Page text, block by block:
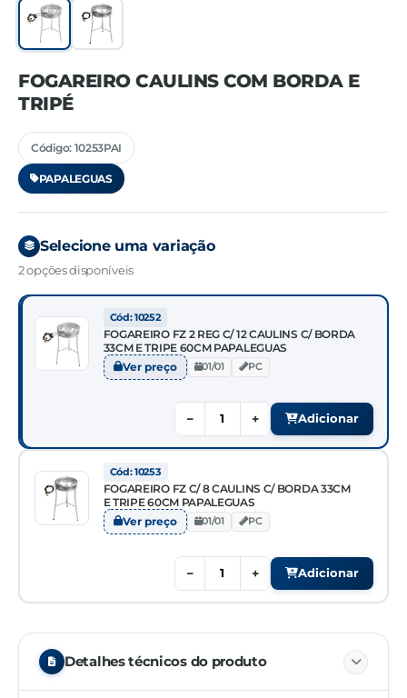
FOGAREIRO CAULINS COM BORDA E
TRIPÉ
Código: 10253PAI
PAPALEGUAS
Selecione uma variação
2 opções disponíveis
Cód: 10252
FOGAREIRO FZ 2 REG C/ 12 CAULINS C/ BORDA
33CM E TRIPE 60CM PAPALEGUAS
Ver preço 01/01 PC
− + Adicionar
Cód: 10253
FOGAREIRO FZ C/ 8 CAULINS C/ BORDA 33CM
E TRIPE 60CM PAPALEGUAS
Ver preço 01/01 PC
− + Adicionar
Detalhes técnicos do produto